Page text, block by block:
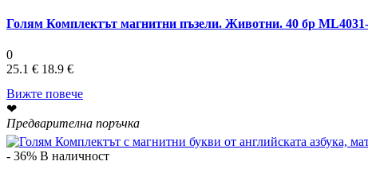
Голям Комплектът магнитни пъзели. Животни. 40 бр
0
25.1 € 18.9 €
Вижте повече
❤
Предварителна поръчка
- 36% В наличност